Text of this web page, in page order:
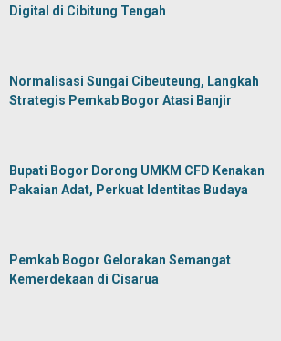
Digital di Cibitung Tengah
Normalisasi Sungai Cibeuteung, Langkah
Strategis Pemkab Bogor Atasi Banjir
Bupati Bogor Dorong UMKM CFD Kenakan
Pakaian Adat, Perkuat Identitas Budaya
Pemkab Bogor Gelorakan Semangat
Kemerdekaan di Cisarua